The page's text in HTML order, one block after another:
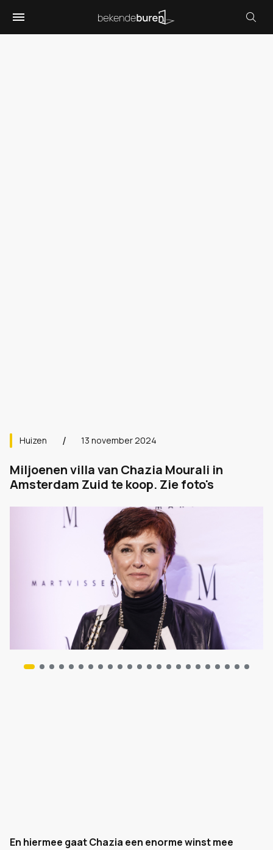
Huizen 13 november 2024
Miljoenen villa van Chazia Mourali in
Amsterdam Zuid te koop. Zie foto's
En hiermee gaat Chazia een enorme winst mee